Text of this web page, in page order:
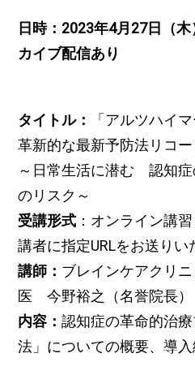
日時：2023年4月27日（
カイブ配信あり
タイトル：
「アルツハイ
革新的な最新予防法リコー
～日常生活に潜む 認知症
のリスク～
受講形式 ：オンライン講
講者に指定URLをお送りい
講師： ブレインケアクリ
医 今野裕之（名誉院長）
内容：認知症の革命的治
法」についての概要、導入